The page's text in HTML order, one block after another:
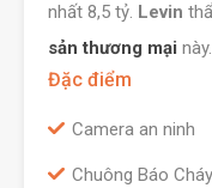
nhất 8,5 tỷ. Levin
sản thương mại này.
Đặc điểm
Camera an ninh
Chuông Báo Cháy